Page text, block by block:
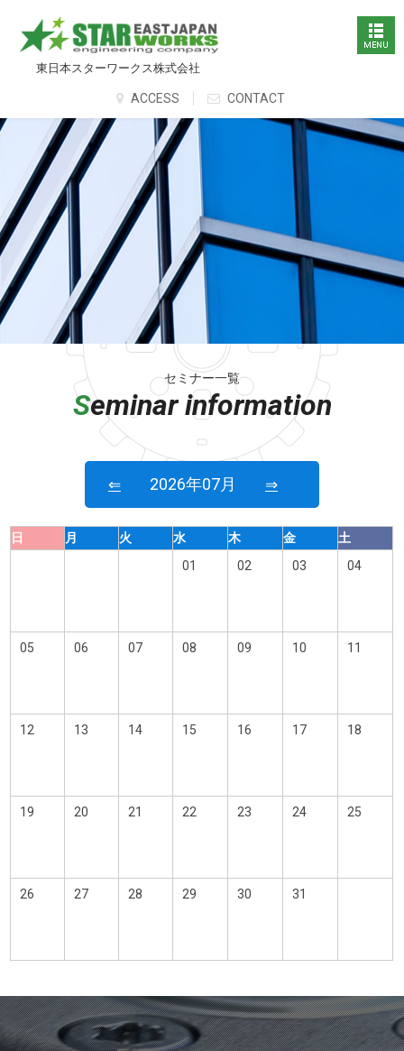
東日本スターワークス株式会社
ACCESS CONTACT
セミナー一覧
Seminar information
⇐ 2026年07月 ⇒
日 月 火 水 木 金
土
01
02 03 04
05 06 07 08 09 10 11
12 13 14 15 16 17 18
19 20 21 22 23 24 25
26 27 28 29 30 31